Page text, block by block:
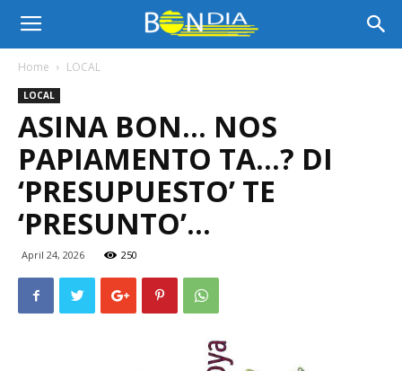
Bon
Dia
Aruba
Home LOCAL
LOCAL
ASINA BON… NOS
PAPIAMENTO TA…? DI
‘PRESUPUESTO’ TE
‘PRESUNTO’…
April 24, 2026 250